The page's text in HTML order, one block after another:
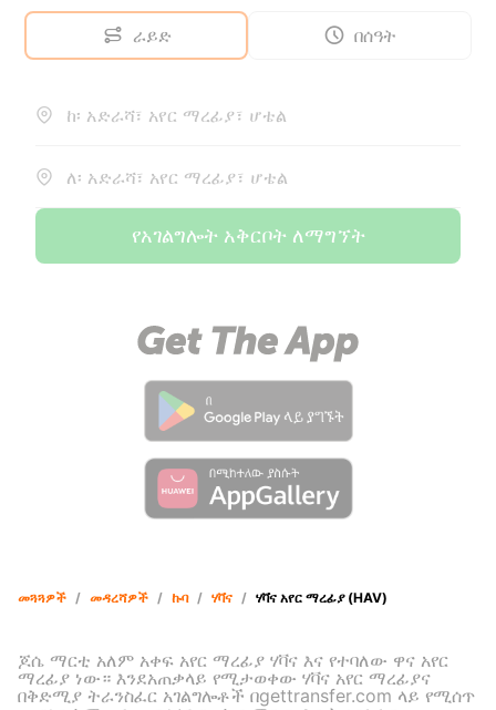
ራይድ በሰዓት
ከ፡ አድራሻ፣ አየር ማረፊያ፣ ሆቴል
ለ፡ አድራሻ፣ አየር ማረፊያ፣ ሆቴል
የአገልግሎት አቅርቦት ለማግኘት
መጓጓዎች / መዳረሻዎች / ኩባ / ሃቫና / ሃቫና አየር ማረፊያ (HAV)
ጆሴ ማርቲ አለም አቀፍ አየር ማረፊያ ሃቫና እና የተባለው ዋና አየር
ማረፊያ ነው። እንደአጠቃላይ የሚታወቀው ሃቫና አየር ማረፊያና
በቅድሚያ ትራንስፈር አገልግሎቶች በgettransfer.com ላይ የሚሰጥ